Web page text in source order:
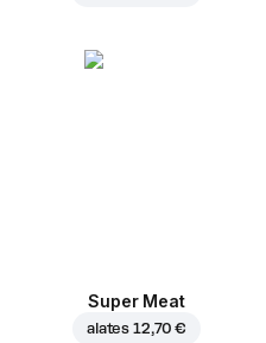
Super Meat
alates 12,70 €